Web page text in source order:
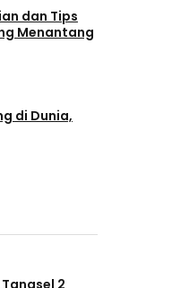
dan Tips
Menantang
di Dunia,